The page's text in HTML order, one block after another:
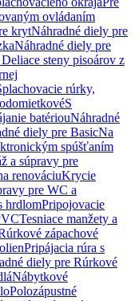
ovládaním
krytNáhradné diely pre
Náhradné diely pre
steny pisoárov z
rúrky,
S
batériouNáhradné
diely pre BasicNa
spúšťaním
a súpravy pre
renováciuKrycie
pre WC a
hrdlomPripojovacie
Tesniace manžety a
zápachové
Pripájacia rúra s
diely pre Rúrkové
Nábytkové
Polozápustné